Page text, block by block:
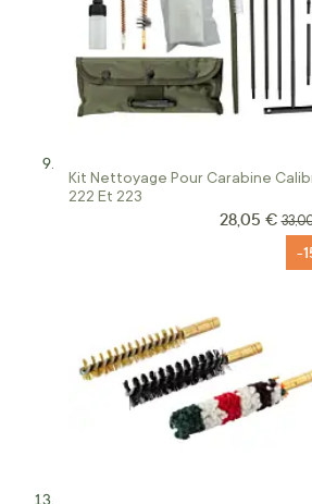
Kit Nettoyage Pour Carabine
222 Et 223
Prix Spécial
28,05 € Prix
-